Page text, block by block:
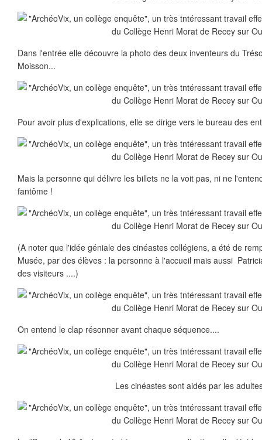
Dans l'entrée elle découvre la photo des deux inventeurs du
Moisson...
Pour avoir plus d'explications, elle se dirige vers le bureau des
Mais la personne qui délivre les billets ne la voit pas, ni ne
fantôme !
(A noter que l'idée géniale des cinéastes collégiens, a été de
Musée, par des élèves : la personne à l'accueil mais aussi
des visiteurs ....)
On entend le clap résonner avant chaque séquence....
Les cinéastes sont aidés par les